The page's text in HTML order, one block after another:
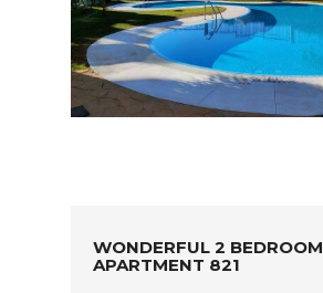
WONDERFUL 2 BEDROOM
APARTMENT 821